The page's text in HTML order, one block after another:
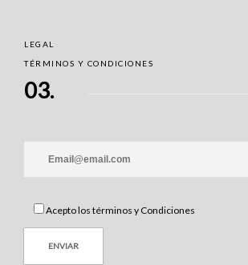
LEGAL
TÉRMINOS Y CONDICIONES
03.
Acepto los términos y Condiciones